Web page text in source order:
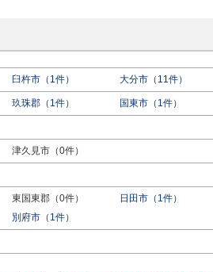
臼杵市（1件） 大分市（11件）
玖珠郡（1件） 国東市（1件）
津久見市（0件）
東国東郡（0件） 日田市（1件）
別府市（1件）